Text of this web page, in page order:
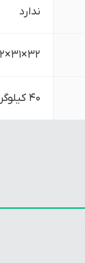
ندارد
32×31×102 سانتی‌متر
40 کیلوگرم